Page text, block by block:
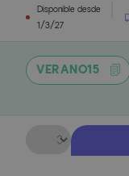
Disponible desde
1/3/27
VERANO15
Cantidad